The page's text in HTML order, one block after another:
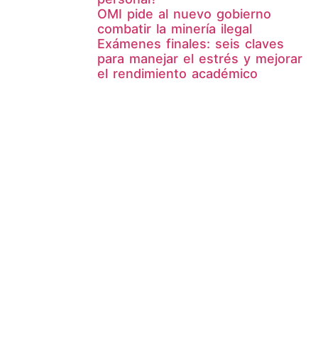
OMI pide al nuevo gobierno
combatir la minería ilegal
Exámenes finales: seis claves
para manejar el estrés y mejorar
el rendimiento académico